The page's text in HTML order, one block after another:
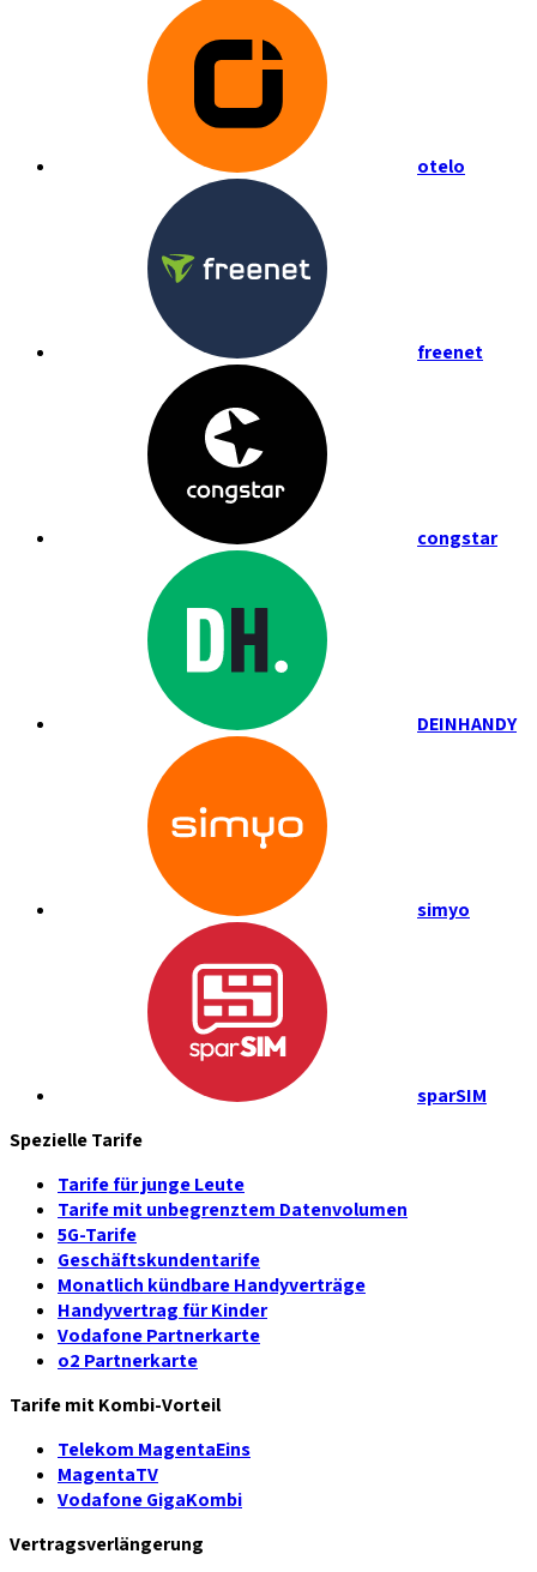
otelo
freenet
congstar
DEINHANDY
simyo
sparSIM
Spezielle Tarife
Tarife für junge Leute
Tarife mit unbegrenztem Datenvolumen
5G-Tarife
Geschäftskundentarife
Monatlich kündbare Handyverträge
Handyvertrag für Kinder
Vodafone Partnerkarte
o2 Partnerkarte
Tarife mit Kombi-Vorteil
Telekom MagentaEins
MagentaTV
Vodafone GigaKombi
Vertragsverlängerung